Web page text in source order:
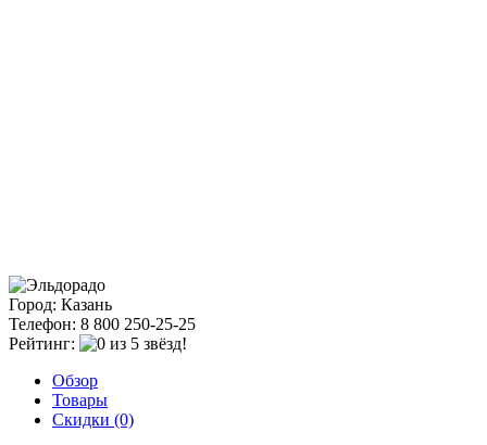
Город: Казань
Телефон: 8 800 250-25-25
Рейтинг:
Обзор
Товары
Скидки (0)